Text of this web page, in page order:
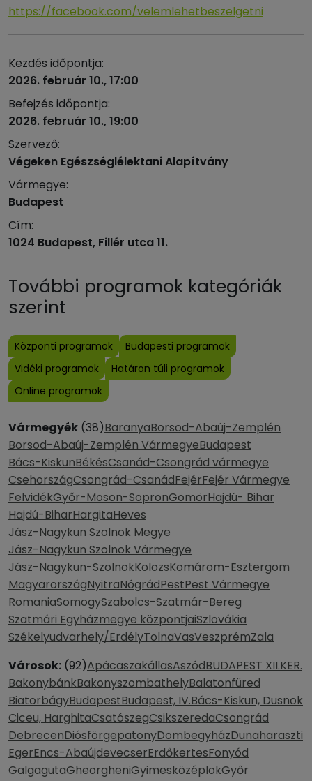
https://facebook.com/velemlehetbeszelgetni
Kezdés időpontja:
2026. február 10., 17:00
Befejzés időpontja:
2026. február 10., 19:00
Szervező:
Végeken Egészséglélektani Alapítvány
Vármegye:
Budapest
Cím:
1024 Budapest, Fillér utca 11.
További programok kategóriák
szerint
Központi programok
Budapesti programok
Vidéki programok
Határon túli programok
Online programok
Vármegyék (38)BaranyaBorsod-Abaúj-Zemplén
Borsod-Abaúj-Zemplén VármegyeBudapest
Bács-KiskunBékésCsanád-Csongrád vármegye
CsehországCsongrád-CsanádFejérFejér Vármegye
FelvidékGyőr-Moson-SopronGömörHajdú- Bihar
Hajdú-BiharHargitaHeves
Jász-Nagykun Szolnok Megye
Jász-Nagykun Szolnok Vármegye
Jász-Nagykun-SzolnokKolozsKomárom-Esztergom
MagyarországNyitraNógrádPestPest Vármegye
RomaniaSomogySzabolcs-Szatmár-Bereg
Szatmári Egyházmegye központjaiSzlovákia
Székelyudvarhely/ErdélyTolnaVasVeszprémZala
Városok: (92)ApácaszakállasAszódBUDAPEST XII.KER.
BakonybánkBakonyszombathelyBalatonfüred
BiatorbágyBudapestBudapest, IV.Bács-Kiskun, Dusnok
Ciceu, HarghitaCsatószegCsikszeredaCsongrád
DebrecenDiósförgepatonyDombegyházDunaharaszti
EgerEncs-AbaújdevecserErdőkertesFonyód
GalgagutaGheorgheniGyimesközéplokGyőr